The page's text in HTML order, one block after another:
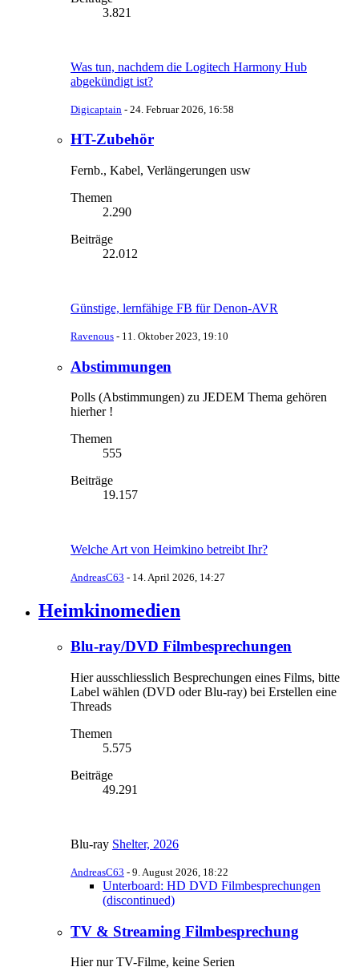
3.821
Was tun, nachdem die Logitech Harmony Hub
abgekündigt ist?
Digicaptain - 24. Februar 2026, 16:58
HT-Zubehör
Fernb., Kabel, Verlängerungen usw
Themen
2.290
Beiträge
22.012
Günstige, lernfähige FB für Denon-AVR
Ravenous - 11. Oktober 2023, 19:10
Abstimmungen
Polls (Abstimmungen) zu JEDEM Thema gehören
hierher !
Themen
555
Beiträge
19.157
Welche Art von Heimkino betreibt Ihr?
AndreasC63 - 14. April 2026, 14:27
Heimkinomedien
Blu-ray/DVD Filmbesprechungen
Hier ausschliesslich Besprechungen eines Films, bitte
Label wählen (DVD oder Blu-ray) bei Erstellen eine
Threads
Themen
5.575
Beiträge
49.291
Blu-ray Shelter, 2026
AndreasC63 - 9. August 2026, 18:22
Unterboard: HD DVD Filmbesprechungen
(discontinued)
TV & Streaming Filmbesprechung
Hier nur TV-Filme, keine Serien